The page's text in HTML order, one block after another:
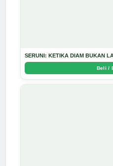
SERUNI: KETIKA DIAM BUKAN
Beli /